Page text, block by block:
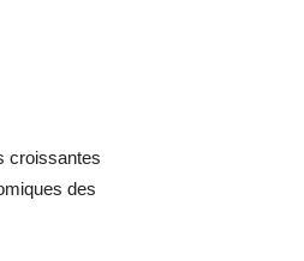
croissantes
des